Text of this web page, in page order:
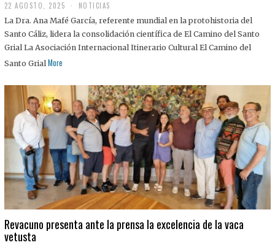
22 AGOSTO, 2025
2
A
G
O
S
2
5
NOTICIAS
La Dra. Ana Mafé García, referente mundial en la protohistoria del
Santo Cáliz, lidera la consolidación científica de El Camino del Santo
Grial La Asociación Internacional Itinerario Cultural El Camino del
Santo Grial More
Revacuno presenta ante la prensa la excelencia de la vaca
vetusta